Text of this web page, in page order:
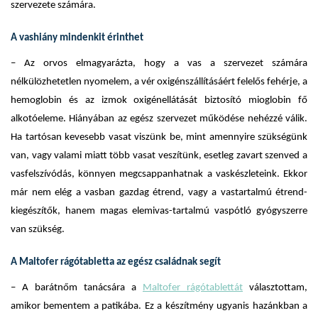
szervezete számára.
A vashiány mindenkit érinthet
– Az orvos elmagyarázta, hogy a vas a szervezet számára
nélkülözhetetlen nyomelem, a vér oxigénszállításáért felelős fehérje, a
hemoglobin és az izmok oxigénellátását biztosító mioglobin fő
alkotóeleme. Hiányában az egész szervezet működése nehézzé válik.
Ha tartósan kevesebb vasat viszünk be, mint amennyire szükségünk
van, vagy valami miatt több vasat veszítünk, esetleg zavart szenved a
vasfelszívódás, könnyen megcsappanhatnak a vaskészleteink. Ekkor
már nem elég a vasban gazdag étrend, vagy a vastartalmú étrend-
kiegészítők, hanem magas elemivas-tartalmú vaspótló gyógyszerre
van szükség.
A Maltofer rágótabletta az egész családnak segít
– A barátnőm tanácsára a Maltofer rágótablettát választottam,
amikor bementem a patikába. Ez a készítmény ugyanis hazánkban a